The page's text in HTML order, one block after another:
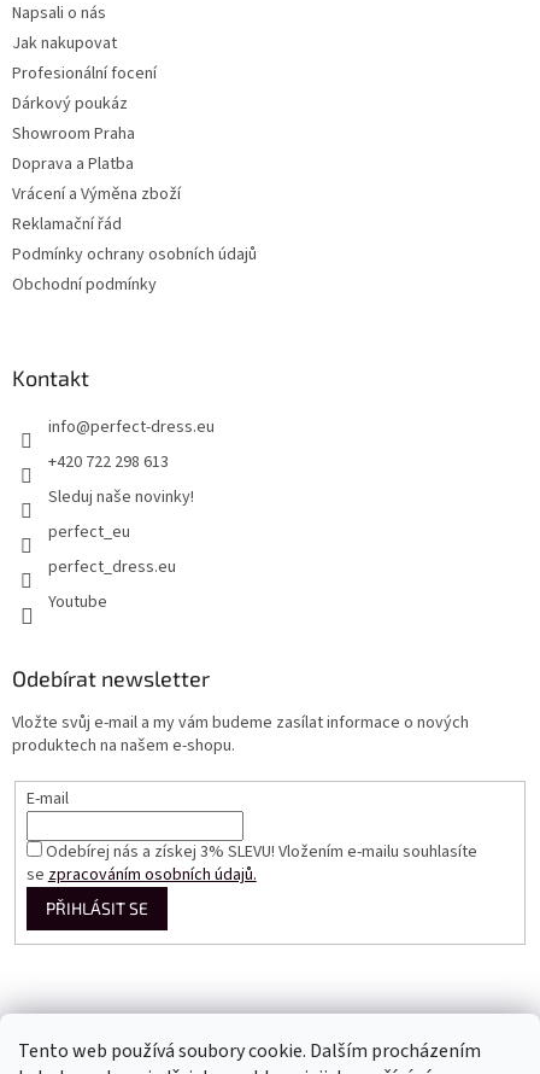
Tento web používá soubory cookie. Dalším procházením
Napsali o nás
Jak nakupovat
Profesionální focení
Dárkový poukáz
Showroom Praha
Doprava a Platba
Vrácení a Výměna zboží
Reklamační řád
Podmínky ochrany osobních údajů
Obchodní podmínky
Kontakt
info@perfect-dress.eu
+420 722 298 613
Sleduj naše novinky!
perfect_eu
perfect_dress.eu
Youtube
Odebírat newsletter
Vložte svůj e-mail a my vám budeme zasílat informace o nových
produktech na našem e-shopu.
E-mail
Odebírej nás a získej 3% SLEVU! Vložením e-mailu souhlasíte
sezpracováním osobních údajů.
PŘIHLÁSIT SE